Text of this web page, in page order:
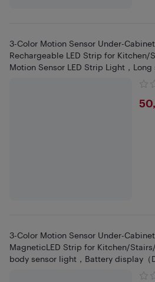
3-Color Motion Sensor Under-
Rechargeable LED Strip for
Motion Sensor LED Strip Light，
3-Color Motion Sensor Under-
MagneticLED Strip for Kitchen/
body sensor light，Battery display（